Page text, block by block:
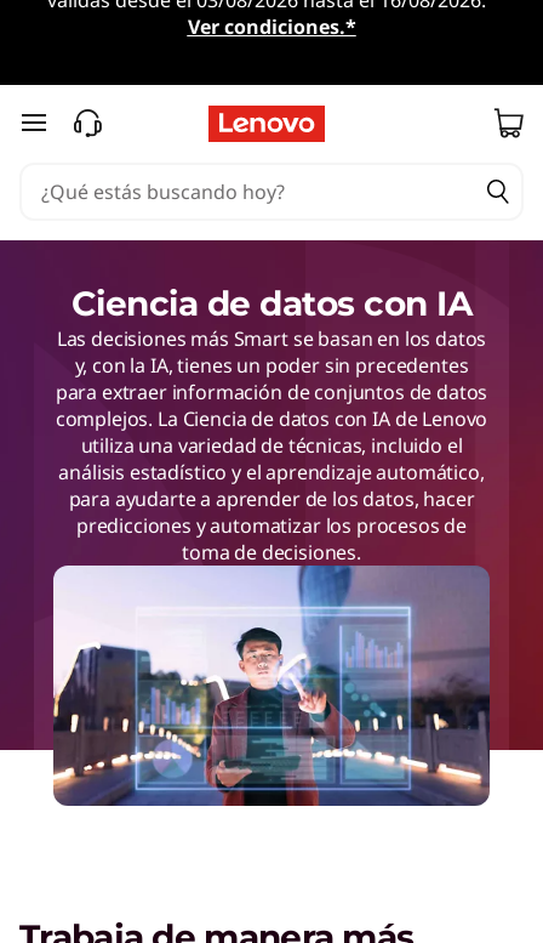
Ver condiciones.*
Ir al contenido principal
Ciencia de datos con IA
Las decisiones más Smart se basan en los datos
y, con la IA, tienes un poder sin precedentes
para extraer información de conjuntos de datos
complejos. La Ciencia de datos con IA de Lenovo
utiliza una variedad de técnicas, incluido el
análisis estadístico y el aprendizaje automático,
para ayudarte a aprender de los datos, hacer
predicciones y automatizar los procesos de
toma de decisiones.